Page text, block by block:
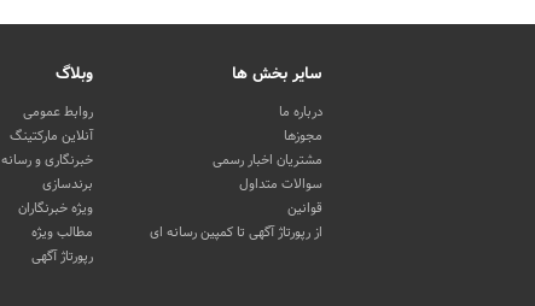
سایر بخش ها
درباره ما
مجوزها
مشتریان اخبار رسمی
سوالات متداول
قوانین
از رپورتاژ آگهی تا کمپین رسانه ای
وبلاگ
روابط عمومی
آنلاین مارکتینگ
خبرنگاری و رسانه
برندسازی
ویژه خبرنگاران
مطالب ویژه
رپورتاژ آگهی